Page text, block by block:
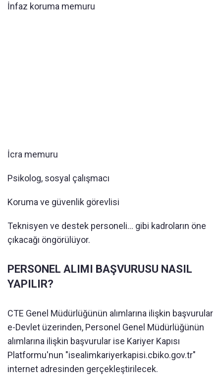
İnfaz koruma memuru
İcra memuru
Psikolog, sosyal çalışmacı
Koruma ve güvenlik görevlisi
Teknisyen ve destek personeli... gibi kadroların öne
çıkacağı öngörülüyor.
PERSONEL ALIMI BAŞVURUSU NASIL
YAPILIR?
CTE Genel Müdürlüğünün alımlarına ilişkin başvurular
e-Devlet üzerinden, Personel Genel Müdürlüğünün
alımlarına ilişkin başvurular ise Kariyer Kapısı
Platformu'nun "isealimkariyerkapisi.cbiko.gov.tr"
internet adresinden gerçekleştirilecek.